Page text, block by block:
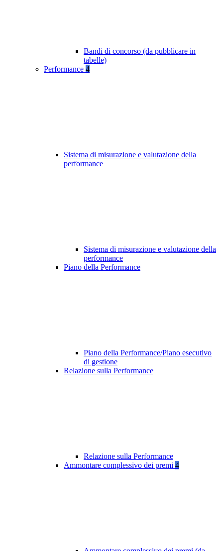
Bandi di concorso (da pubblicare in
tabelle)
Performance 4
Sistema di misurazione e valutazione della
performance
Sistema di misurazione e valutazione della
performance
Piano della Performance
Piano della Performance/Piano esecutivo
di gestione
Relazione sulla Performance
Relazione sulla Performance
Ammontare complessivo dei premi 4